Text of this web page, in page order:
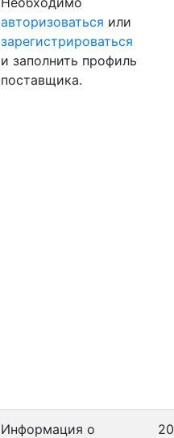
авторизоваться или
зарегистрироваться
и заполнить профиль
поставщика.
Информация о